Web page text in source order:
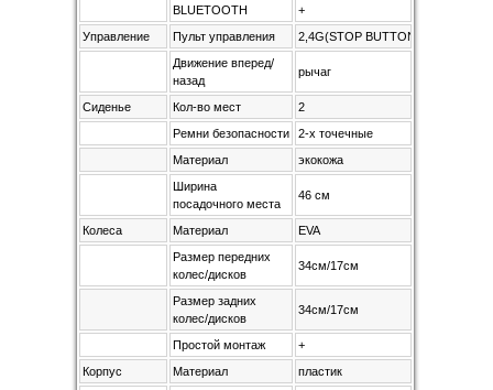
BLUETOOTH
+
Управление
Пульт управления
2,4G(STOP BUTTON)
Движение вперед/
назад
рычаг
Сиденье Кол-во мест
2
Ремни безопасности
2-х точечные
Материал
экокожа
Ширина
посадочного места
46 см
Колеса Материал
EVA
Размер передних
колес/дисков
34см/17см
Размер задних
колес/дисков
34см/17см
Простой монтаж
+
Корпус
Материал
пластик